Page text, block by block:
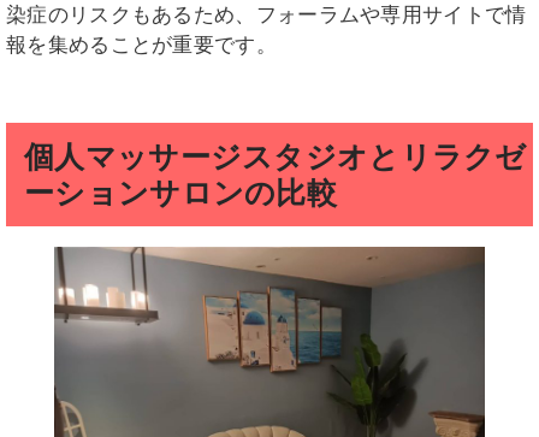
染症のリスクもあるため、フォーラムや専用サイトで情
報を集めることが重要です。
個人マッサージスタジオとリラクゼ
ーションサロンの比較